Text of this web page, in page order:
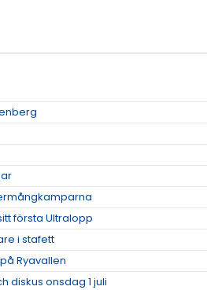
första Ultralopp
i stafett
Ryavallen
diskus onsdag 1 juli